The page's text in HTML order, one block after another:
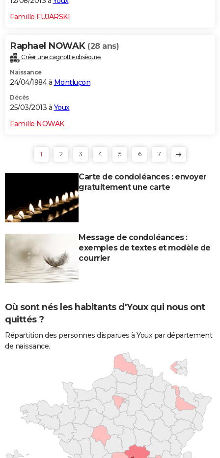
Famille FUJARSKI
Raphael NOWAK (28 ans)
Créer une cagnotte obsèques
Naissance
24/04/1984 à Montluçon
Décès
25/03/2013 à Youx
Famille NOWAK
1 2 3 4 5 6 7
Carte de condoléances : envoyer
gratuitement une carte
Message de condoléances :
exemples de textes et modèle de
courrier
Où sont nés les habitants d'Youx qui nous ont
quittés ?
Répartition des personnes disparues à Youx par département
de naissance.